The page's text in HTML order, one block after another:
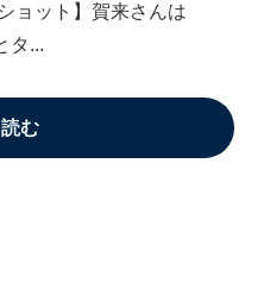
ョット】賀来さんは
タ...
む